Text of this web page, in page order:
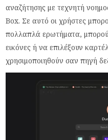
αναζήτησης με τεχνητή
Box. Σε αυτό οι χρήστες
πολλαπλά ερωτήματα,
εικόνες ή να επιλέξουν
χρησιμοποιηθούν σαν πηγή